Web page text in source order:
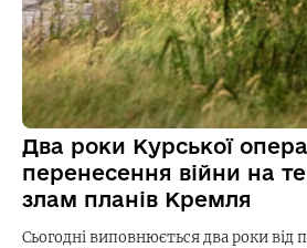
Два роки Курської
перенесення війни на
злам планів Кремля
Сьогодні виповнюється два роки від